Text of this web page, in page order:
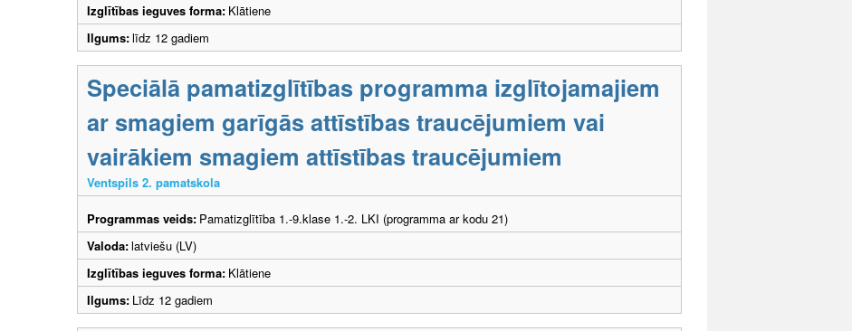
Izglītības ieguves forma: Klātiene
Ilgums:līdz 12 gadiem
Speciālā pamatizglītības programma izglītojamajiem
ar smagiem garīgās attīstības traucējumiem vai
vairākiem smagiem attīstības traucējumiem
Ventspils 2. pamatskola
Programmas veids: Pamatizglītība 1.-9.klase 1.-2. LKI (programma ar kodu 21)
Valoda:latviešu (LV)
Izglītības ieguves forma: Klātiene
Ilgums: Līdz 12 gadiem